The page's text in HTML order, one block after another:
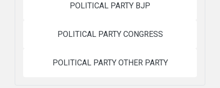
POLITICAL PARTY BJP
POLITICAL PARTY CONGRESS
POLITICAL PARTY OTHER PARTY